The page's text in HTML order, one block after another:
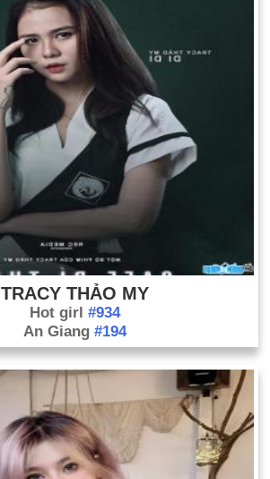
TRACY THẢO MY
Hot girl #934
An Giang #194